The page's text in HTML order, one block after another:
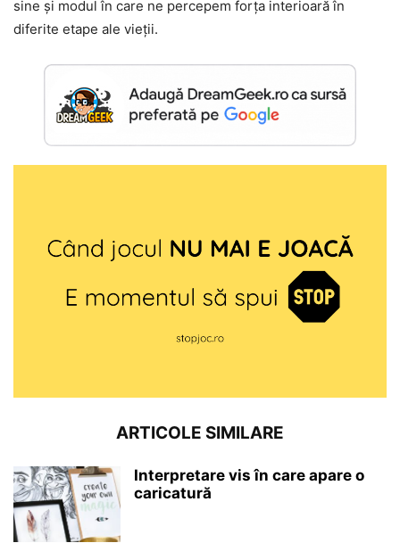
sine și modul în care ne percepem forța interioară în
diferite etape ale vieții.
ARTICOLE SIMILARE
Interpretare vis în care apare o
caricatură